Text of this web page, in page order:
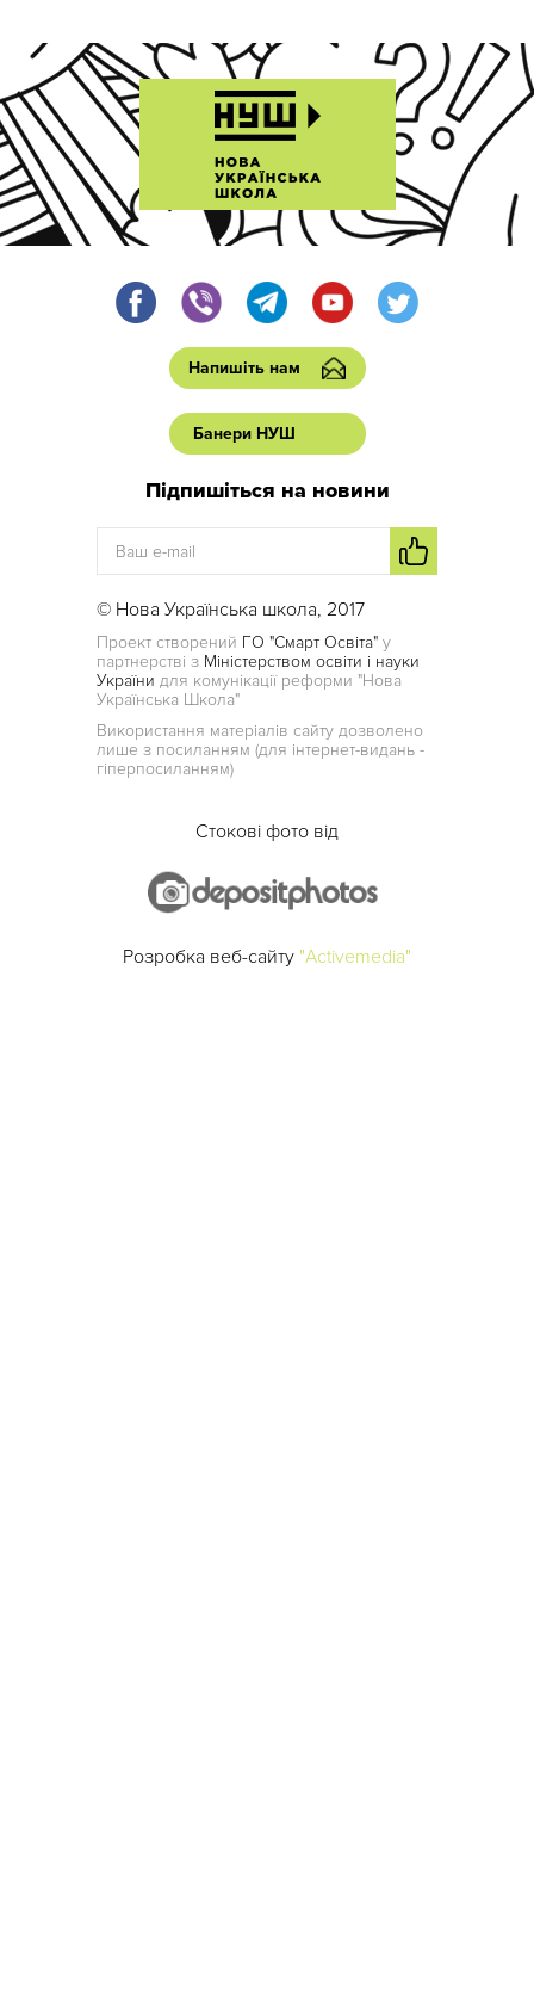
Напишіть нам
Банери НУШ
Підпишіться на новини
© Нова Українська школа, 2017
Проект створений ГО "Смарт Освіта" у
партнерстві з Міністерством освіти і науки
України для комунікації реформи "Нова
Українська Школа"
Використання матеріалів сайту дозволено
лише з посиланням (для інтернет-видань -
гіперпосиланням)
Стокові фото від
Розробка веб-сайту "Activemedia"